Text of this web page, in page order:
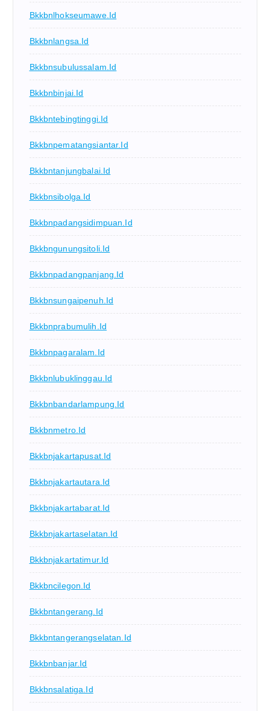
Bkkbnlhokseumawe.id
Bkkbnlangsa.id
Bkkbnsubulussalam.id
Bkkbnbinjai.id
Bkkbntebingtinggi.id
Bkkbnpematangsiantar.id
Bkkbntanjungbalai.id
Bkkbnsibolga.id
Bkkbnpadangsidimpuan.id
Bkkbngunungsitoli.id
Bkkbnpadangpanjang.id
Bkkbnsungaipenuh.id
Bkkbnprabumulih.id
Bkkbnpagaralam.id
Bkkbnlubuklinggau.id
Bkkbnbandarlampung.id
Bkkbnmetro.id
Bkkbnjakartapusat.id
Bkkbnjakartautara.id
Bkkbnjakartabarat.id
Bkkbnjakartaselatan.id
Bkkbnjakartatimur.id
Bkkbncilegon.id
Bkkbntangerang.id
Bkkbntangerangselatan.id
Bkkbnbanjar.id
Bkkbnsalatiga.id